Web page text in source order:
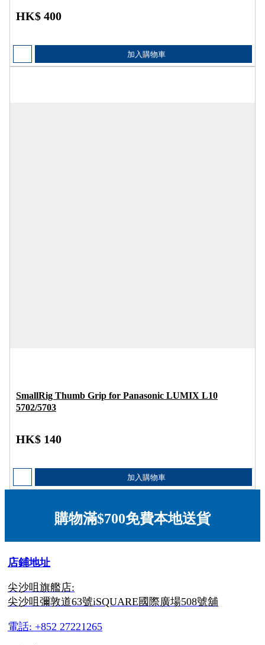
HK$ 400
加入購物車
SmallRig Thumb Grip for Panasonic LUMIX L10
5702/5703
HK$ 140
加入購物車
購物滿$700免費本地送貨
店鋪地址
尖沙咀旗艦店:
尖沙咀彌敦道63號iSQUARE國際廣場508號舖
電話: +852 27221265